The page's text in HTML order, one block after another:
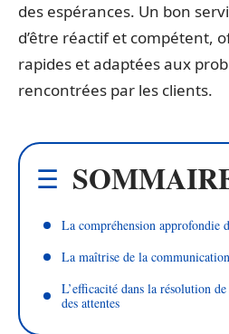
des espérances. Un bon
d’être réactif et compétent,
rapides et adaptées aux
rencontrées par les clients.
La compréhension approfondie
La maîtrise de la
L’efficacité dans la résolution
des attentes